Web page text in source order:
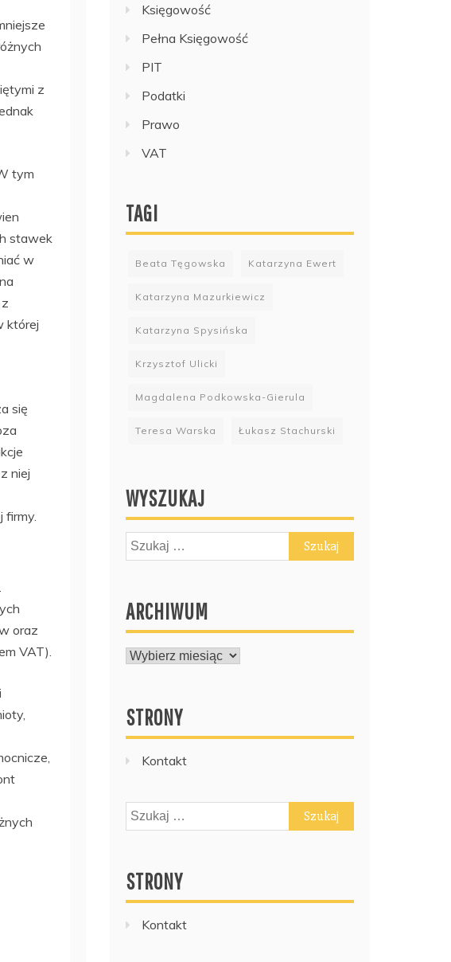
z
tym
stawek
w
której
się
niej
oraz
VAT).
Księgowość
Pełna Księgowość
PIT
Podatki
Prawo
VAT
TAGI
Beata Tęgowska Katarzyna Ewert
Katarzyna Mazurkiewicz
Katarzyna Spysińska
Krzysztof Ulicki
Magdalena Podkowska-Gierula
Teresa Warska Łukasz Stachurski
WYSZUKAJ
Szukaj:
ARCHIWUM
ARCHIWUM
STRONY
Kontakt
Szukaj:
STRONY
Kontakt